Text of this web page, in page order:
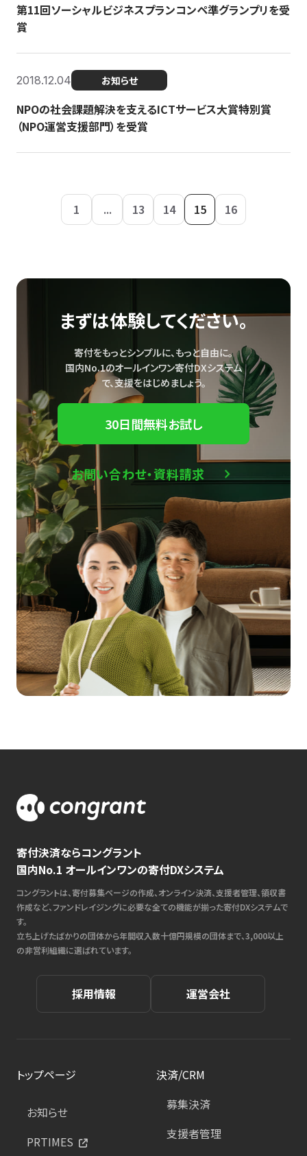
第11回ソーシャルビジネスプランコンペ準グランプリを受
賞
2018.12.04 お知らせ
NPOの社会課題解決を支えるICTサービス大賞特別賞
（NPO運営支援部門）を受賞
1 ... 13 14 15 16
まずは体験してください。
寄付をもっとシンプルに、もっと自由に。
国内No.1のオールインワン寄付DXシステム
で、支援をはじめましょう。
30日間無料お試し
お問い合わせ・資料請求
寄付決済ならコングラント
国内No.1 オールインワンの寄付DXシステム
コングラントは、寄付募集ページの作成、オンライン決済、支援者管理、領収書
作成など、ファンドレイジングに必要な全ての機能が揃った寄付DXシステムで
す。
立ち上げたばかりの団体から年間収入数十億円規模の団体まで、3,000以上
の非営利組織に選ばれています。
採用情報 運営会社
トップページ
お知らせ
PRTIMES
決済/CRM
募集決済
支援者管理